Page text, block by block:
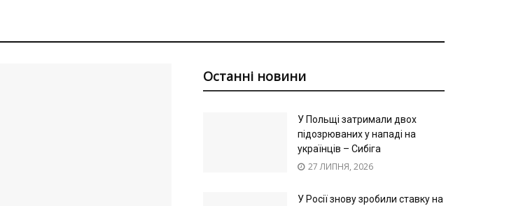
Останні новини
У Польщі затримали двох
підозрюваних у нападі на
українців – Сибіга
27 ЛИПНЯ, 2026
У Росії знову зробили ставку на